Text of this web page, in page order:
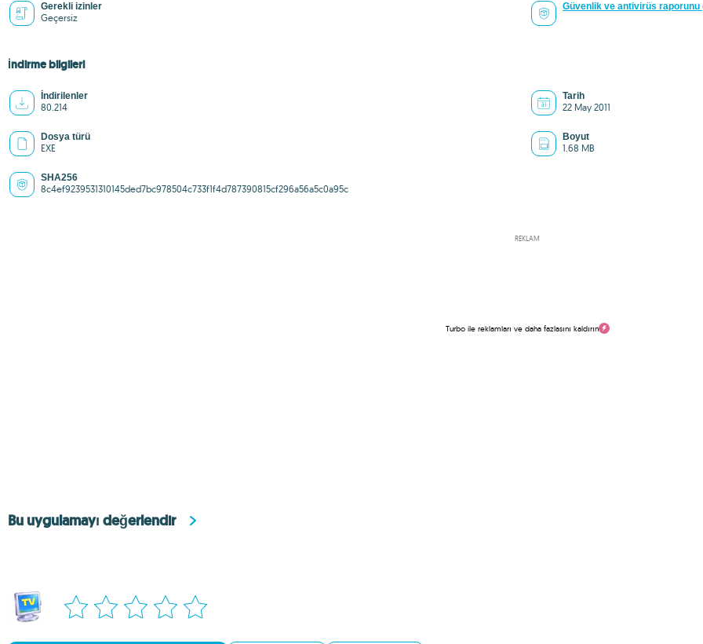
Gerekli izinler
Geçersiz
Güvenlik ve antivirüs raporunu
İndirme bilgileri
İndirilenler
80.214
Tarih
22 May 2011
Dosya türü
EXE
Boyut
1.68 MB
SHA256
8c4ef9239531310145ded7bc978504c733f1f4d787390815cf296a56a5c0a95c
REKLAM
Turbo ile reklamları ve daha fazlasını kaldırın
Bu uygulamayı değerlendir